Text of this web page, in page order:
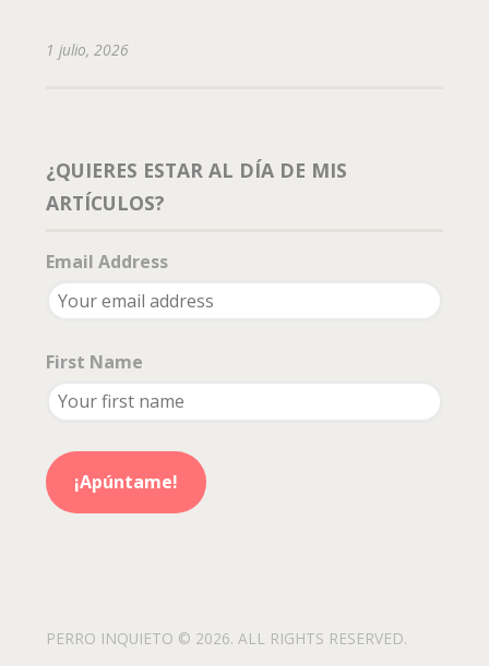
1 julio, 2026
¿QUIERES ESTAR AL DÍA DE MIS
ARTÍCULOS?
Email Address
First Name
PERRO INQUIETO © 2026. ALL RIGHTS RESERVED.